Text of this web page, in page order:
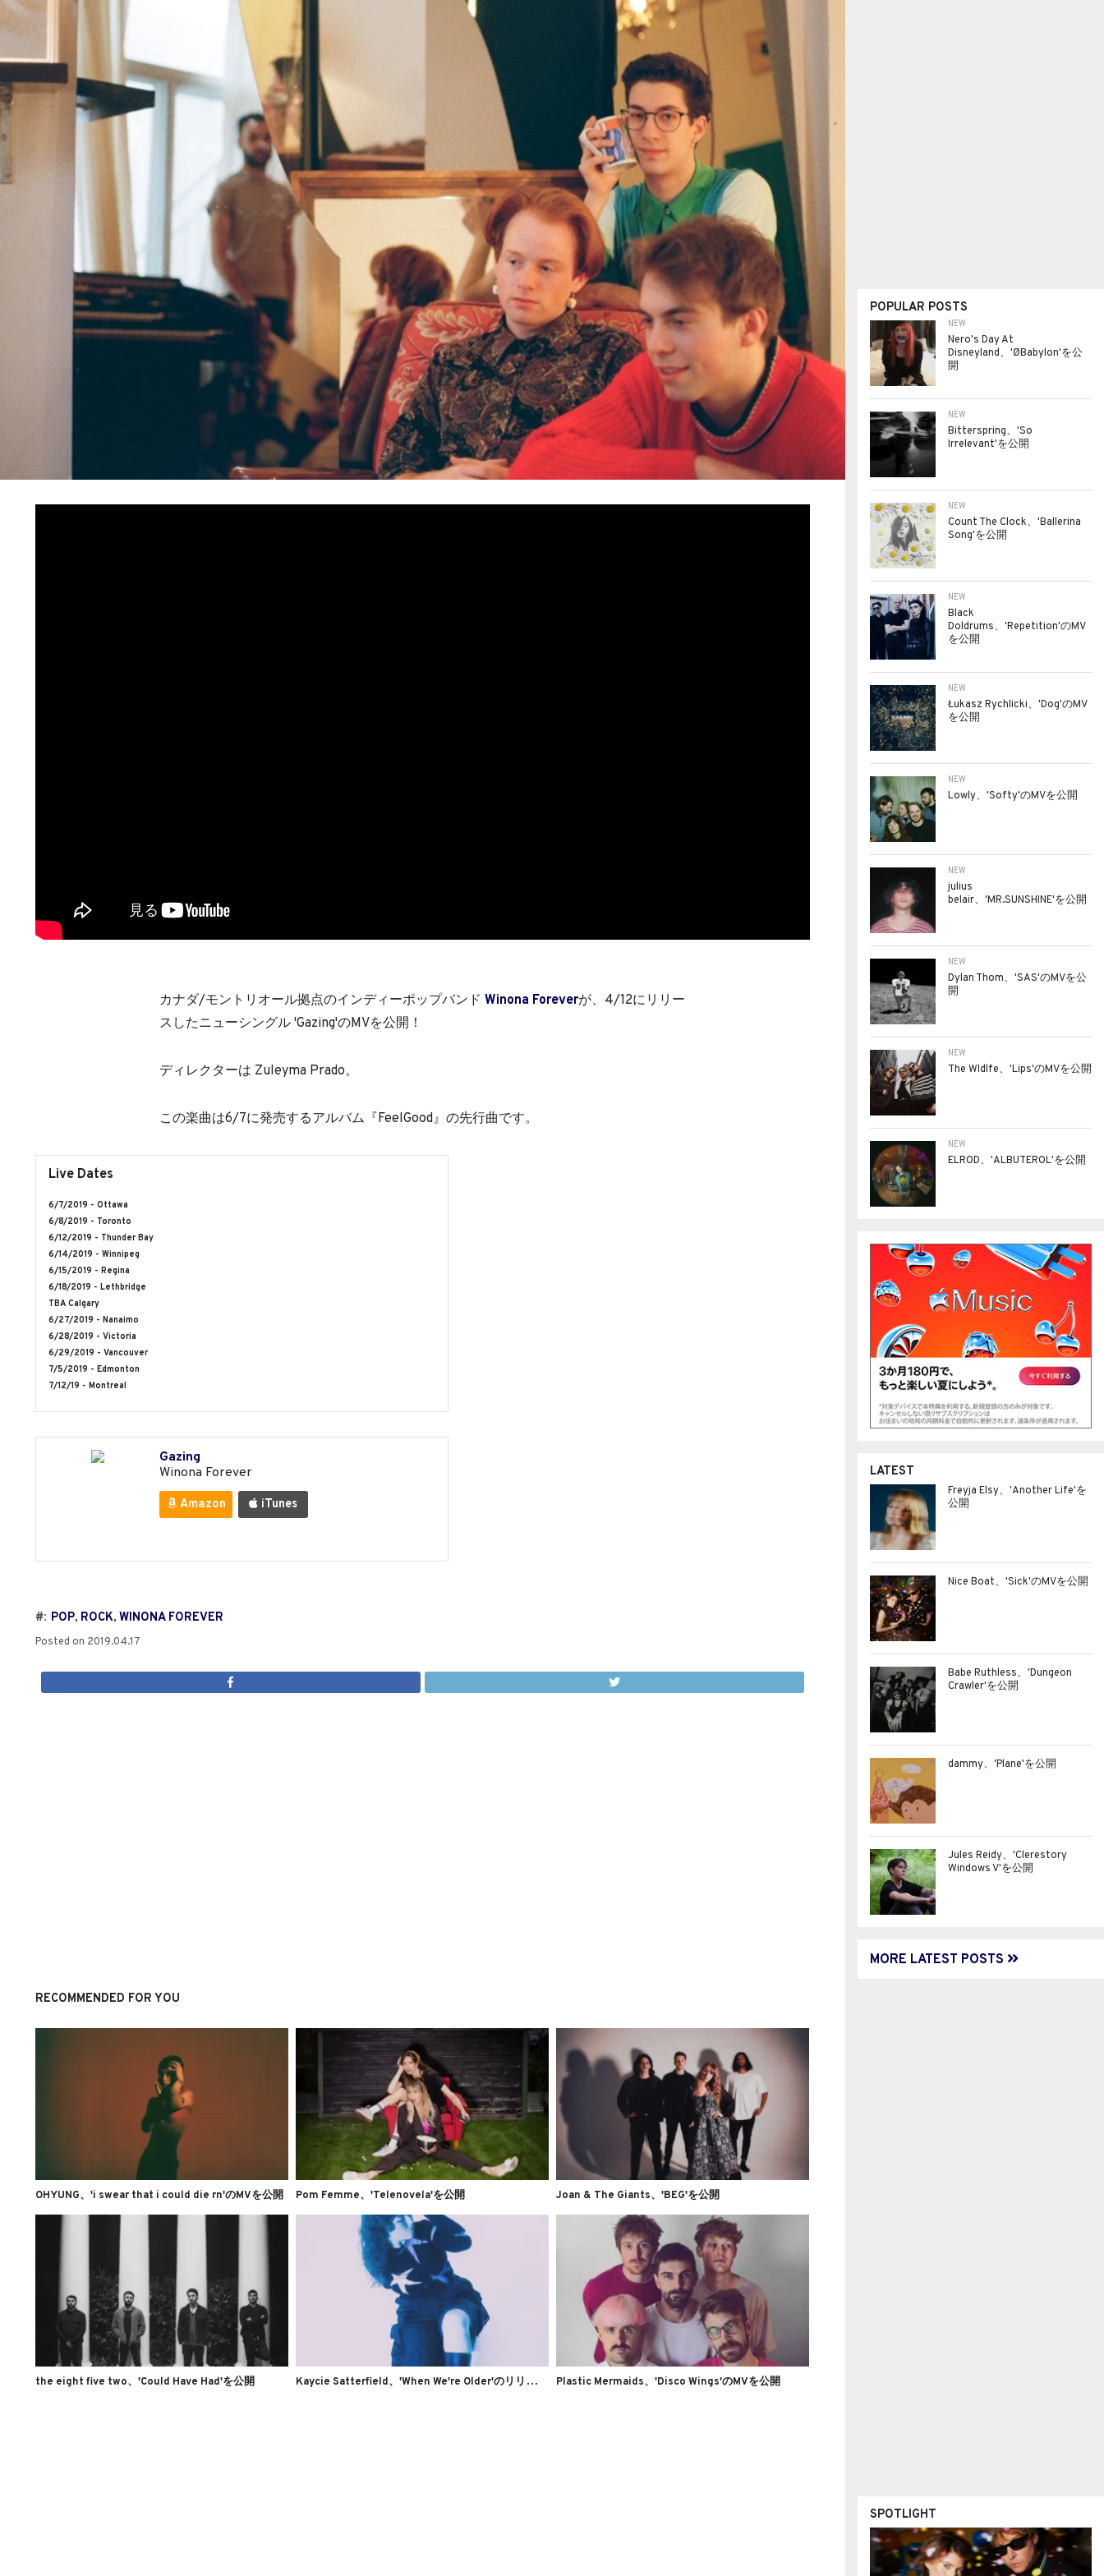
カナダ/モントリオール拠点のインディーポップバンドWinona Foreverが、4/12にリリー
スしたニューシングル 'Gazing'のMVを公開！
ディレクターは Zuleyma Prado。
この楽曲は6/7に発売するアルバム『FeelGood』の先行曲です。
Live Dates
6/7/2019 - Ottawa
6/8/2019 - Toronto
6/12/2019 - Thunder Bay
6/14/2019 - Winnipeg
6/15/2019 - Regina
6/18/2019 - Lethbridge
TBA Calgary
6/27/2019 - Nanaimo
6/28/2019 - Victoria
6/29/2019 - Vancouver
7/5/2019 - Edmonton
7/12/19 - Montreal
Gazing
Winona Forever
Amazon iTunes
#: POP, ROCK, WINONA FOREVER
Posted on 2019.04.17
RECOMMENDED FOR YOU
OHYUNG、'i swear that i could die rn'のMVを公開 Pom Femme、'Telenovela'を公開 Joan & The Giants、'BEG'を公開
the eight five two、'Could Have Had'を公開 K
aycie Satterfield、'When We're Older'のリリックビデオを公開 Plastic Mermaids、'Disco Wings'のMVを公開
POPULAR POSTS
NEW
Nero's Day At
Disneyland、'ØBabylon'を公
開
NEW
Bitterspring、'So
Irrelevant'を公開
NEW
Count The Clock、'Ballerina
Song'を公開
NEW
Black
Doldrums、'Repetition'のMV
を公開
NEW
Łukasz Rychlicki、'Dog'のMV
を公開
NEW
Lowly、'Softy'のMVを公開
NEW
julius
belair、'MR.SUNSHINE'を公開
NEW
Dylan Thom、'SAS'のMVを公
開
NEW
The Wldlfe、'Lips'のMVを公開
NEW
ELROD、'ALBUTEROL'を公開
LATEST
Freyja Elsy、'Another Life'を
公開
Nice Boat、'Sick'のMVを公開
Babe Ruthless、'Dungeon
Crawler'を公開
dammy、'Plane'を公開
Jules Reidy、'Clerestory
Windows V'を公開
MORE LATEST POSTS
SPOTLIGHT